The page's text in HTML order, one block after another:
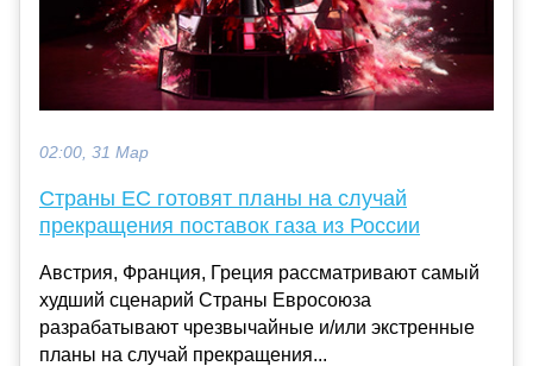
02:00, 31 Мар
Страны ЕС готовят планы на случай
прекращения поставок газа из России
Австрия, Франция, Греция рассматривают самый
худший сценарий Страны Евросоюза
разрабатывают чрезвычайные и/или экстренные
планы на случай прекращения...